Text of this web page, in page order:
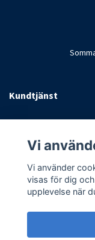
Kundtjänst
Vi
Vi använder
visas för dig
upplevelse när